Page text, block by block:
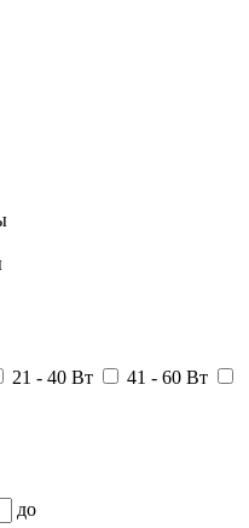
21 - 40 Вт
41 - 60 Вт
до